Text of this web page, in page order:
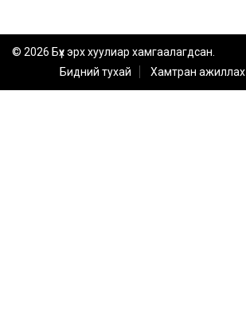
© 2026 Бүх эрх хуулиар хамгаалагдсан.
Бидний тухай
Хамтран ажиллах